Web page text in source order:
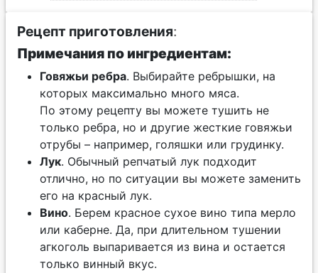
Рецепт приготовления:
Примечания по ингредиентам:
Говяжьи ребра. Выбирайте ребрышки, на
которых максимально много мяса.
По этому рецепту вы можете тушить не
только ребра, но и другие жесткие говяжьи
отрубы – например, голяшки или грудинку.
Лук. Обычный репчатый лук подходит
отлично, но по ситуации вы можете заменить
его на красный лук.
Вино. Берем красное сухое вино типа мерло
или каберне. Да, при длительном тушении
агкоголь выпаривается из вина и остается
только винный вкус.